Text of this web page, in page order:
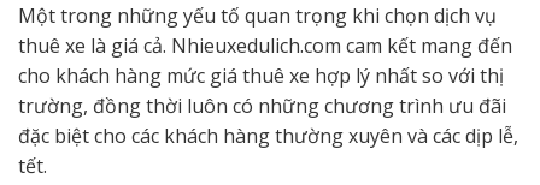
Một trong những yếu tố quan trọng khi chọn dịch vụ
thuê xe là giá cả. Nhieuxedulich.com cam kết mang đến
cho khách hàng mức giá thuê xe hợp lý nhất so với thị
trường, đồng thời luôn có những chương trình ưu đãi
đặc biệt cho các khách hàng thường xuyên và các dịp lễ,
tết.